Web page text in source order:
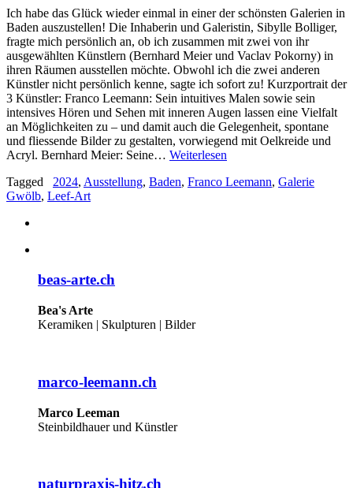
Ich habe das Glück wieder einmal in einer der schönsten Galerien in
Baden auszustellen! Die Inhaberin und Galeristin, Sibylle Bolliger,
fragte mich persönlich an, ob ich zusammen mit zwei von ihr
ausgewählten Künstlern (Bernhard Meier und Vaclav Pokorny) in
ihren Räumen ausstellen möchte. Obwohl ich die zwei anderen
Künstler nicht persönlich kenne, sagte ich sofort zu! Kurzportrait der
3 Künstler: Franco Leemann: Sein intuitives Malen sowie sein
intensives Hören und Sehen mit inneren Augen lassen eine Vielfalt
an Möglichkeiten zu – und damit auch die Gelegenheit, spontane
und fliessende Bilder zu gestalten, vorwiegend mit Oelkreide und
Acryl. Bernhard Meier: Seine… Weiterlesen
Tagged
2024, Ausstellung, Baden, Franco Leemann, Galerie
Gwölb, Leef-Art
beas-arte.ch
Bea's Arte
Keramiken | Skulpturen | Bilder
marco-leemann.ch
Marco Leeman
Steinbildhauer und Künstler
naturpraxis-hitz.ch